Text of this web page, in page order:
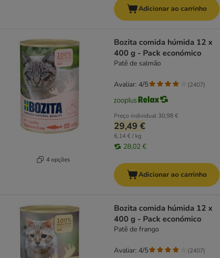
Adicionar ao carrinho
4 opções
Bozita comida húmida 12 x
400 g - Pack económico
Patê de salmão
Preço individual 30,98 €
29,49 €
6,14 € / kg
28,02 €
Avaliar: 4/5 (2407)
Adicionar ao carrinho
Bozita comida húmida 12 x
400 g - Pack económico
Patê de frango
Avaliar: 4/5 (2407)